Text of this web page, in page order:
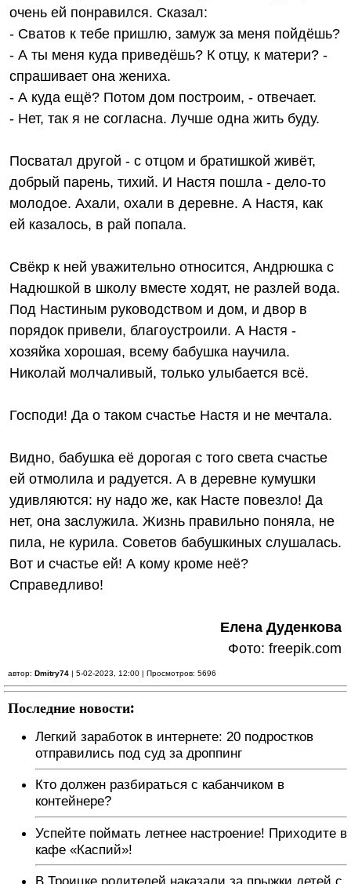
очень ей понравился. Сказал:
- Сватов к тебе пришлю, замуж за меня пойдёшь?
- А ты меня куда приведёшь? К отцу, к матери? -
спрашивает она жениха.
- А куда ещё? Потом дом построим, - отвечает.
- Нет, так я не согласна. Лучше одна жить буду.
Посватал другой - с отцом и братишкой живёт,
добрый парень, тихий. И Настя пошла - дело-то
молодое. Ахали, охали в деревне. А Настя, как
ей казалось, в рай попала.
Свёкр к ней уважительно относится, Андрюшка с
Надюшкой в школу вместе ходят, не разлей вода.
Под Настиным руководством и дом, и двор в
порядок привели, благоустроили. А Настя -
хозяйка хорошая, всему бабушка научила.
Николай молчаливый, только улыбается всё.
Господи! Да о таком счастье Настя и не мечтала.
Видно, бабушка её дорогая с того света счастье
ей отмолила и радуется. А в деревне кумушки
удивляются: ну надо же, как Насте повезло! Да
нет, она заслужила. Жизнь правильно поняла, не
пила, не курила. Советов бабушкиных слушалась.
Вот и счастье ей! А кому кроме неё?
Справедливо!
Елена Дуденкова
Фото: freepik.cоm
автор: Dmitry74 | 5-02-2023, 12:00 | Просмотров: 5696
Последние новости:
Легкий заработок в интернете: 20 подростков
отправились под суд за дроппинг
Кто должен разбираться с кабанчиком в
контейнере?
Успейте поймать летнее настроение! Приходите в
кафе «Каспий»!
В Троицке родителей наказали за прыжки детей с